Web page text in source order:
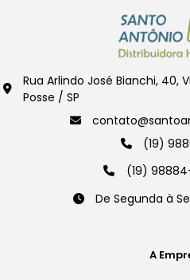
Rua Arlindo José Bianchi, 40,
Posse / SP
(19)
(19)
De Segunda à
A